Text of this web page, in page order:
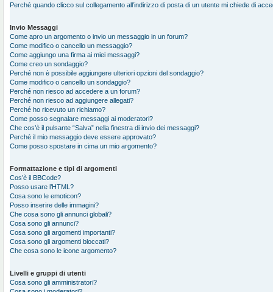
Perché quando clicco sul collegamento all’indirizzo di posta di un utente mi chiede di
Invio Messaggi
Come apro un argomento o invio un messaggio in un forum?
Come modifico o cancello un messaggio?
Come aggiungo una firma ai miei messaggi?
Come creo un sondaggio?
Perché non è possibile aggiungere ulteriori opzioni del sondaggio?
Come modifico o cancello un sondaggio?
Perché non riesco ad accedere a un forum?
Perché non riesco ad aggiungere allegati?
Perché ho ricevuto un richiamo?
Come posso segnalare messaggi ai moderatori?
Che cos’è il pulsante “Salva” nella finestra di invio dei messaggi?
Perché il mio messaggio deve essere approvato?
Come posso spostare in cima un mio argomento?
Formattazione e tipi di argomenti
Cos’è il BBCode?
Posso usare l’HTML?
Cosa sono le emoticon?
Posso inserire delle immagini?
Che cosa sono gli annunci globali?
Cosa sono gli annunci?
Cosa sono gli argomenti importanti?
Cosa sono gli argomenti bloccati?
Che cosa sono le icone argomento?
Livelli e gruppi di utenti
Cosa sono gli amministratori?